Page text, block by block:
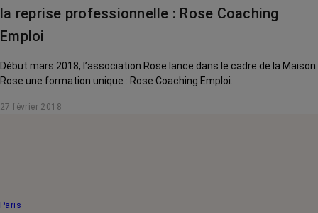
la reprise professionnelle : Rose Coaching
Emploi
Début mars 2018, l’association Rose lance dans le cadre de la Maison
Rose une formation unique : Rose Coaching Emploi.
27 février 2018
Paris